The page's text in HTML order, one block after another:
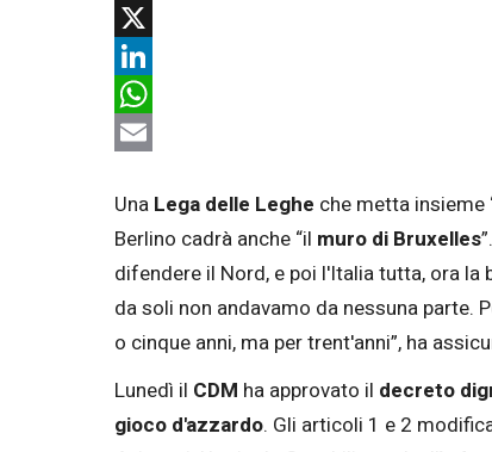
Facebook
X
LinkedIn
WhatsApp
Una Lega delle Leghe che metta
Berlino cadrà anche “il muro di Bruxelles”.
difendere il Nord, e poi l'Italia tutta, ora la
da soli non andavamo da nessuna parte.
o cinque anni, ma per trent'anni”, ha
Lunedì il CDM ha approvato il decreto
gioco d'azzardo. Gli articoli 1 e 2